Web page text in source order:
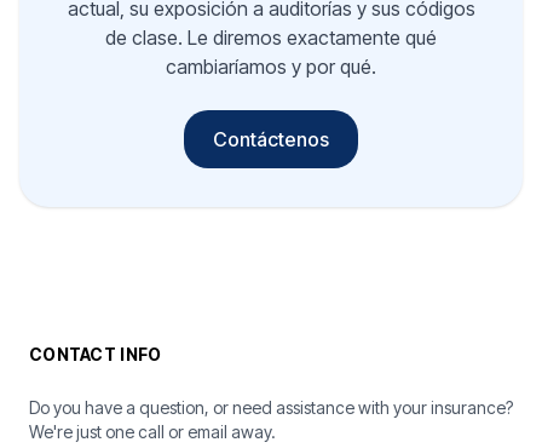
actual, su exposición a auditorías y sus códigos
de clase. Le diremos exactamente qué
cambiaríamos y por qué.
Contáctenos
CONTACT INFO
Do you have a question, or need assistance with your insurance?
We're just one call or email away.